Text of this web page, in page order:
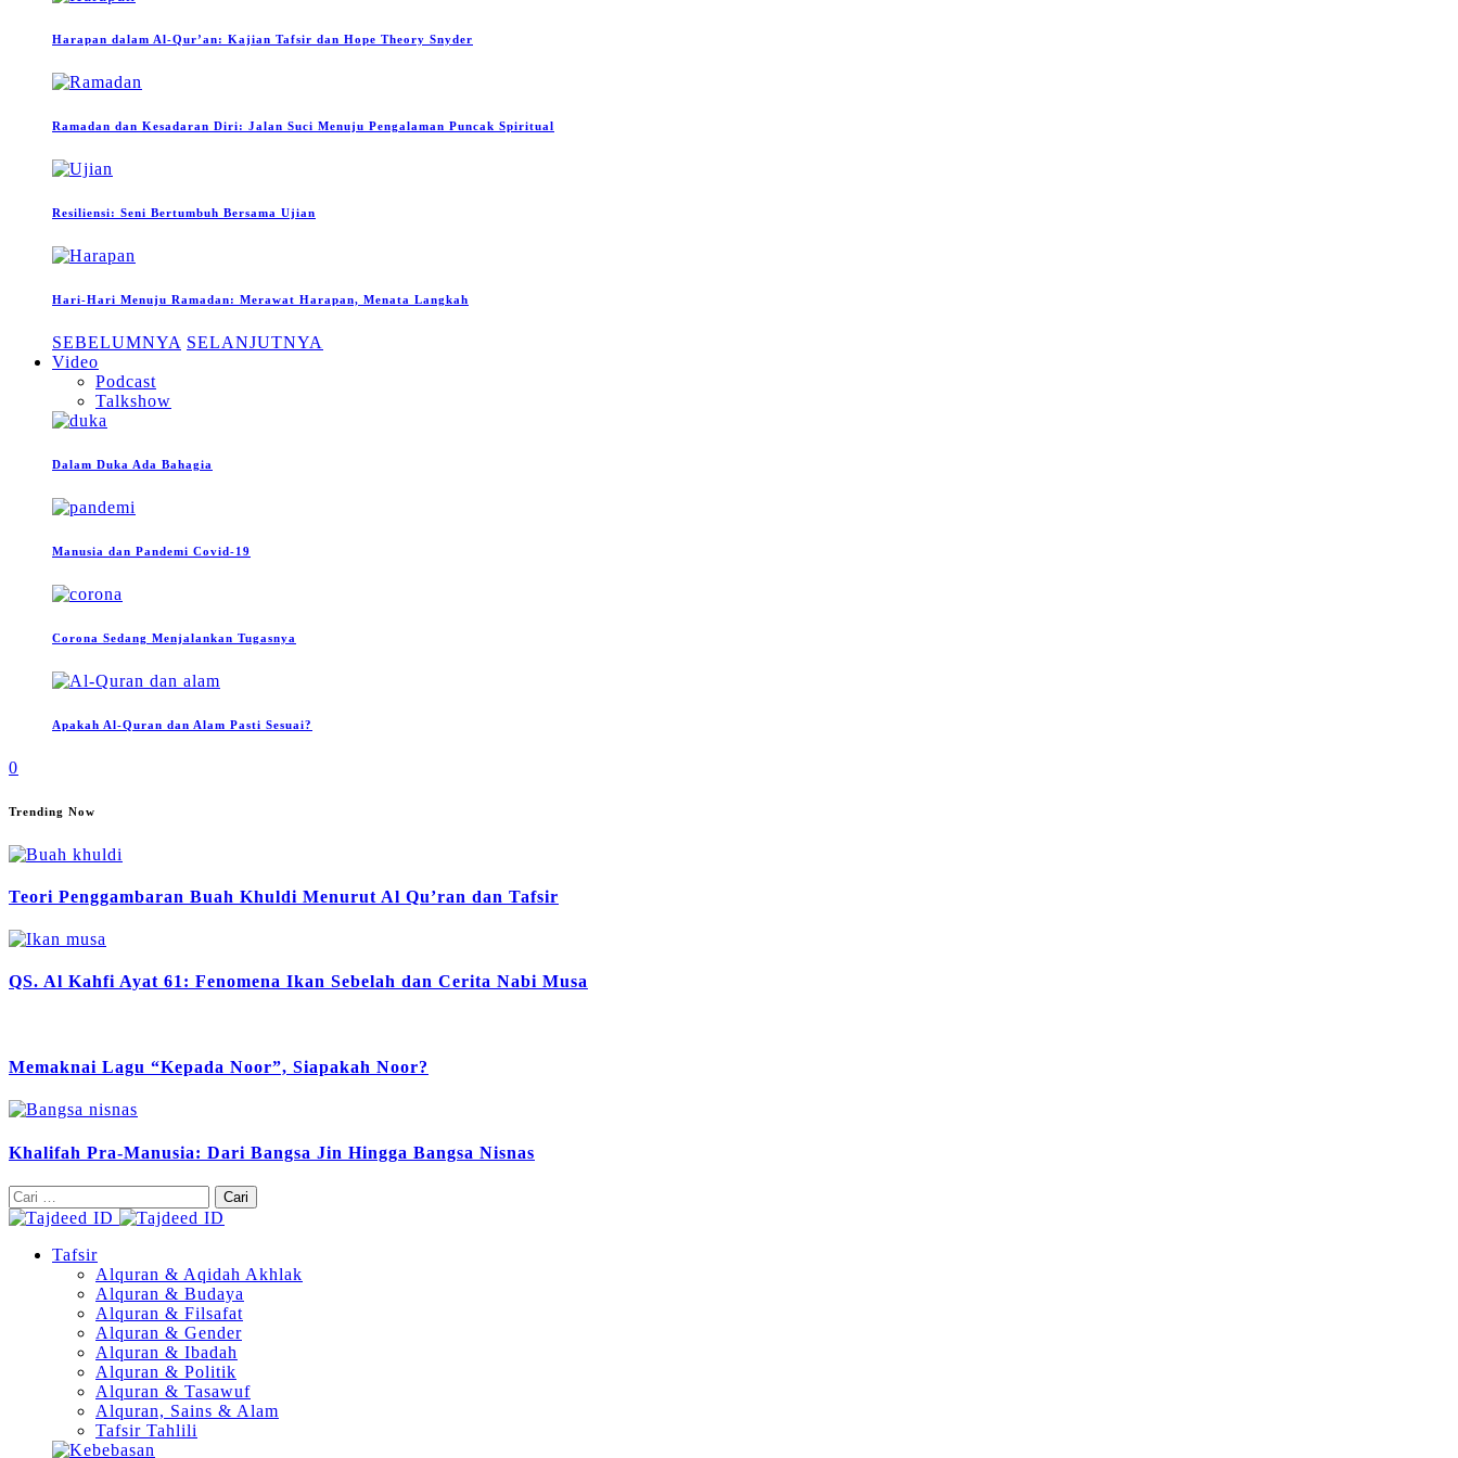
Harapan dalam Al-Qur’an: Kajian Tafsir dan Hope Theory Snyder
Ramadan dan Kesadaran Diri: Jalan Suci Menuju Pengalaman Puncak Spiritual
Resiliensi: Seni Bertumbuh Bersama Ujian
Hari-Hari Menuju Ramadan: Merawat Harapan, Menata Langkah
SEBELUMNYA SELANJUTNYA
Video
Podcast
Talkshow
Dalam Duka Ada Bahagia
Manusia dan Pandemi Covid-19
Corona Sedang Menjalankan Tugasnya
Apakah Al-Quran dan Alam Pasti Sesuai?
0
Trending Now
Teori Penggambaran Buah Khuldi Menurut Al Qu’ran dan Tafsir
QS. Al Kahfi Ayat 61: Fenomena Ikan Sebelah dan Cerita Nabi Musa
Memaknai Lagu “Kepada Noor”, Siapakah Noor?
Khalifah Pra-Manusia: Dari Bangsa Jin Hingga Bangsa Nisnas
Cari
untuk:
Tafsir
Alquran & Aqidah Akhlak
Alquran & Budaya
Alquran & Filsafat
Alquran & Gender
Alquran & Ibadah
Alquran & Politik
Alquran & Tasawuf
Alquran, Sains & Alam
Tafsir Tahlili